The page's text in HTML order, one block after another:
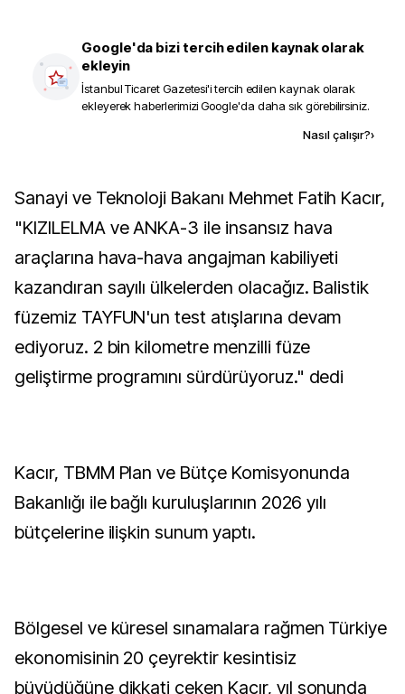
Google'da bizi tercih edilen kaynak olarak
ekleyin
İstanbul Ticaret Gazetesi'i tercih edilen kaynak olarak
ekleyerek haberlerimizi Google'da daha sık görebilirsiniz.
Nasıl çalışır?›
Sanayi ve Teknoloji Bakanı Mehmet Fatih Kacır,
"KIZILELMA ve ANKA-3 ile insansız hava
araçlarına hava-hava angajman kabiliyeti
kazandıran sayılı ülkelerden olacağız. Balistik
füzemiz TAYFUN'un test atışlarına devam
ediyoruz. 2 bin kilometre menzilli füze
geliştirme programını sürdürüyoruz." dedi
Kacır, TBMM Plan ve Bütçe Komisyonunda
Bakanlığı ile bağlı kuruluşlarının 2026 yılı
bütçelerine ilişkin sunum yaptı.
Bölgesel ve küresel sınamalara rağmen Türkiye
ekonomisinin 20 çeyrektir kesintisiz
büyüdüğüne dikkati çeken Kacır, yıl sonunda